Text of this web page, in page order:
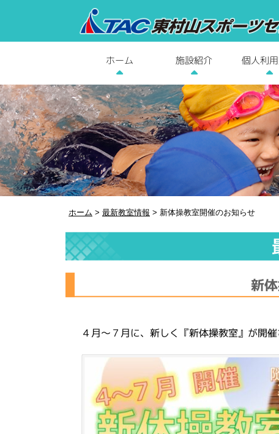
ホーム 施設紹介 個人利
ホーム > 最新教室情報 > 新体操教室開催のお知らせ
新
４月～７月に、新しく『新体操教室』が開催